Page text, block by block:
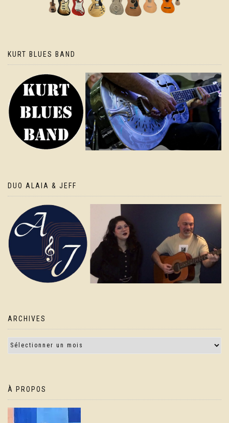
KURT BLUES BAND
DUO ALAIA & JEFF
ARCHIVES
À PROPOS